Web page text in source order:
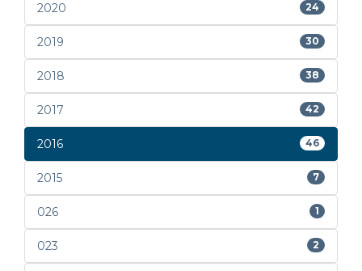
2020 24
2019 30
2018 38
2017 42
2016 46
2015 7
026 1
023 2